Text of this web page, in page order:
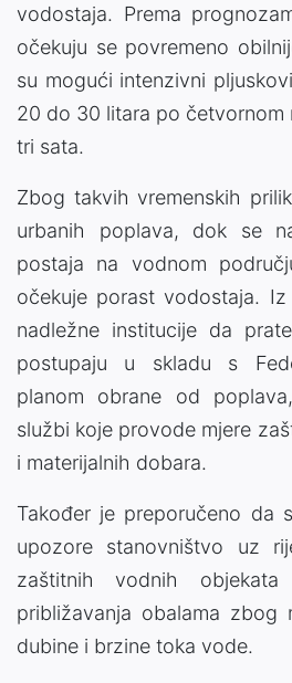
vodostaja. Prema
očekuju se povremeno
su mogući intenzivni
20 do 30 litara po četvornom
tri sata.
Zbog takvih vremenskih
urbanih poplava, dok se
postaja na vodnom
očekuje porast vodostaja.
nadležne institucije da
postupaju u skladu s
planom obrane od
službi koje provode mjere
i materijalnih dobara.
Također je preporučeno da
upozore stanovništvo uz
zaštitnih vodnih
približavanja obalama zbog
dubine i brzine toka vode.